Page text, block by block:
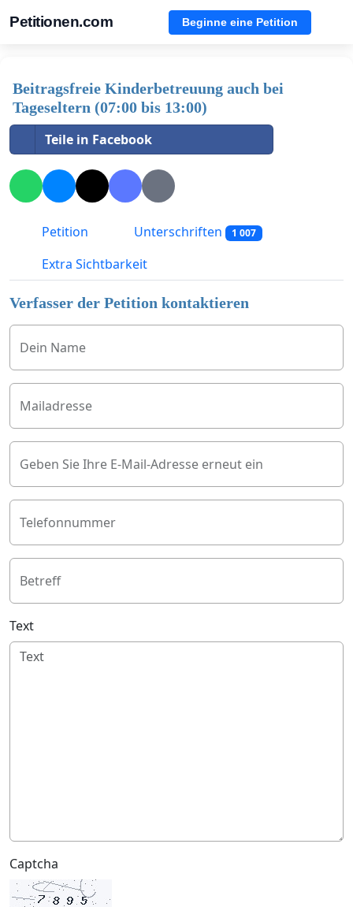
Petitionen.com Beginne eine Petition
Beitragsfreie Kinderbetreuung auch bei
Tageseltern (07:00 bis 13:00)
Teile in Facebook
Petition Unterschriften 1 007
Extra Sichtbarkeit
Verfasser der Petition kontaktieren
Dein Name
Mailadresse
Geben Sie Ihre E-Mail-Adresse erneut ein
Telefonnummer
Betreff
Text
Captcha